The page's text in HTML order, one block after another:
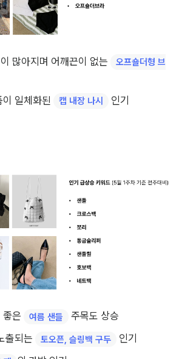
많아지며 어깨끈이 없는
오프숄더형 브
일체화된
캡 내장 나시 인기
좋은 여름 샌들
주목도 상승
출되는
토오픈, 슬링백 구두
인기